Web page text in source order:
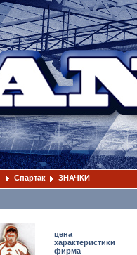
Спартак ЗНАЧКИ
цена
характеристики
фирма